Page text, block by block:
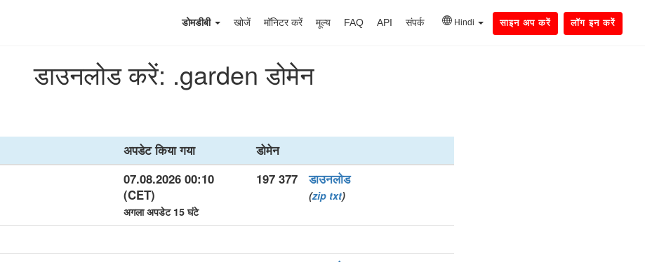
डोमडीबी खोजें मॉनिटर करें मूल्य FAQ API संपर्क Hindi साइन अप करें लॉग इन करें
डाउनलोड करें: .garden डोमेन
अपडेट किया गया
डोमेन
07.08.2026 00:10
(CET)
अगला अपडेट 15 घंटे
197 377 डाउनलोड
(zip txt)